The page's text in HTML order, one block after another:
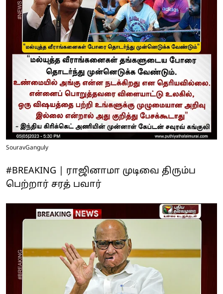
SouravGanguly
#BREAKING | ராஜினாமா முடிவை திரும்ப
பெற்றார் சரத் பவார்